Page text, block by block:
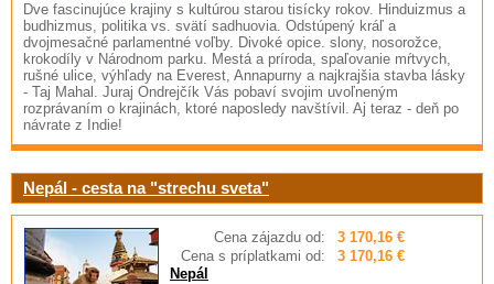
Dve fascinujúce krajiny s kultúrou starou tisícky rokov. Hinduizmus a
budhizmus, politika vs. svätí sadhuovia. Odstúpený kráľ a
dvojmesačné parlamentné voľby. Divoké opice. slony, nosorožce,
krokodíly v Národnom parku. Mestá a príroda, spaľovanie mŕtvych,
rušné ulice, výhľady na Everest, Annapurny a najkrajšia stavba lásky
- Taj Mahal. Juraj Ondrejčík Vás pobaví svojim uvoľneným
rozprávaním o krajinách, ktoré naposledy navštívil. Aj teraz - deň po
návrate z Indie!
Nepál - cesta na "strechu sveta"
Cena zájazdu od:
3 170,16 €
Cena s príplatkami od:
3 170,16 €
Nepál